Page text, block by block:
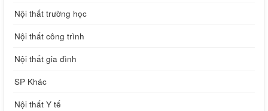
Nội thất trường học
Nội thất công trình
Nội thất gia đình
SP Khác
Nội thất Y tế